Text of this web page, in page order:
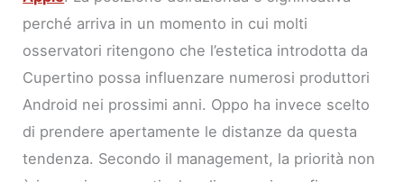
perché arriva in un momento in cui molti
osservatori ritengono che l’estetica introdotta da
Cupertino possa influenzare numerosi produttori
Android nei prossimi anni. Oppo ha invece scelto
di prendere apertamente le distanze da questa
tendenza. Secondo il management, la priorità non